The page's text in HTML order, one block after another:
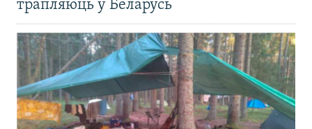
трапляюць у Беларусь